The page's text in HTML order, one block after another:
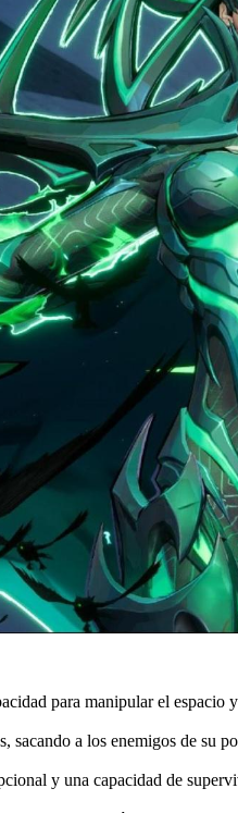
para manipular el espacio
a los enemigos de su
y una capacidad de